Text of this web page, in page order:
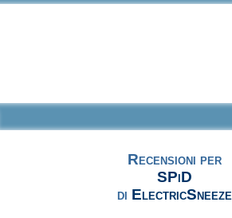
Recensioni per
SPiD
di ElectricSneeze